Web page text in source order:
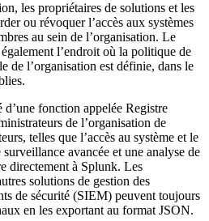
les propriétaires de solutions et les
ou révoquer l’accès aux systèmes
au sein de l’organisation. Le
l’endroit où la politique de
de l’organisation est définie, dans le
fonction appelée Registre
de l’organisation de
telles que l’accès au système et le
avancée et une analyse de
directement à Splunk. Les
solutions de gestion des
de sécurité (SIEM) peuvent toujours
en les exportant au format JSON.